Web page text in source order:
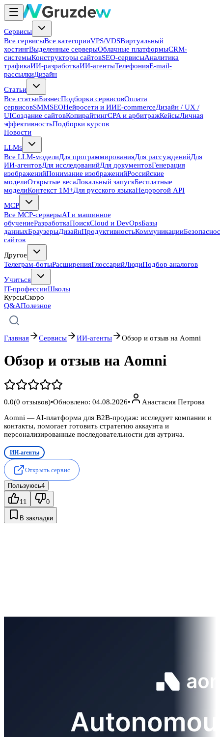
Сервисы
Все сервисыВсе категорииVPS/VDSВиртуальный
хостингВыделенные серверыОблачные платформыCRM-
системыКонструкторы сайтовSEO-сервисыАналитика
трафикаИИ-разработкаИИ-агентыТелефонияE-mail-
рассылкиДизайн
Статьи
Все статьиБизнесПодборки сервисовОплата
сервисовSMMSEOНейросети и ИИE-commerceДизайн / UX /
UIСоздание сайтовКопирайтингCPA и арбитражКейсыЛичная
эффективностьПодборки курсов
Новости
LLMs
Все LLM-моделиДля программированияДля рассужденийДля
ИИ-агентовДля исследованийДля документовГенерация
изображенийПонимание изображенийРоссийские
моделиОткрытые весаЛокальный запускБесплатные
моделиКонтекст 1M+Для русского языкаНедорогой API
MCP
Все MCP-серверыAI и машинное
обучениеРазработкаПоискCloud и DevOpsБазы
данныхБраузерыДизайнПродуктивностьКоммуникации
сайтов
Другое
Телеграм-ботыРасширенияГлоссарийЛюдиПодбор аналогов
Учиться
IT-профессииШколы
КурсыСкоро
Q&AПолезное
Главная Сервисы ИИ-агенты Обзор и отзыв на Aomni
Обзор и отзыв на Aomni
0.0(0 отзывов)•Обновлено: 04.08.2026•
Анастасия Петрова
Aomni — AI-платформа для B2B-продаж: исследует компании и
контакты, помогает готовить стратегию аккаунта и
персонализированные последовательности для аутрича.
ИИ-агенты
Открыть сервис
Пользуюсь4
11 0
В закладки